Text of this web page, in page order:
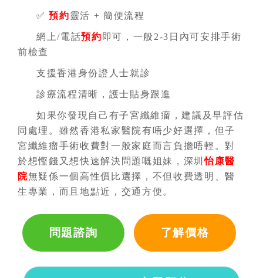
✅預約靈活 + 簡便流程
網上/電話預約 即可，一般2-3日內可安排手術
前檢查
支援香港身份證人士就診
診療流程清晰，護士貼身跟進
如果你發現自己有子宮纖維瘤，建議及早評估
同處理。雖然香港私家醫院有唔少好選擇，但子
宮纖維瘤手術收費對一般家庭而言負擔唔輕。對
於想慳錢又想快速解決問題嘅姐妹，深圳怡康醫
院無疑係一個高性價比選擇，不但收費透明、醫
生專業，而且地點近，交通方便。
問題諮詢 了解價格